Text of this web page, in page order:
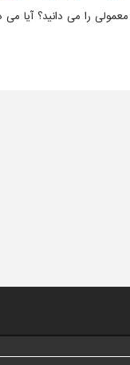
را می دانید؟ آیا